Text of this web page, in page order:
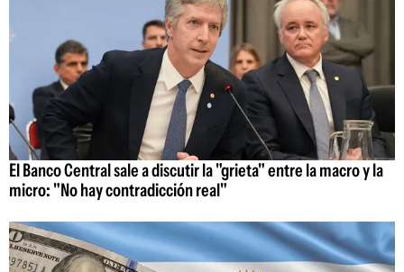
El Banco Central sale a discutir la "grieta" entre la macro y la
micro: "No hay contradicción real"